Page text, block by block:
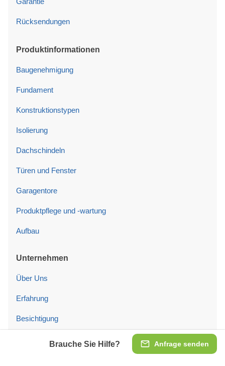
Anfrage senden
Brauche Sie Hilfe?
Rücksendungen
Produktinformationen
Baugenehmigung
Fundament
Konstruktionstypen
Isolierung
Dachschindeln
Türen und Fenster
Garagentore
Produktpflege und -wartung
Aufbau
Unternehmen
Über Uns
Erfahrung
Besichtigung